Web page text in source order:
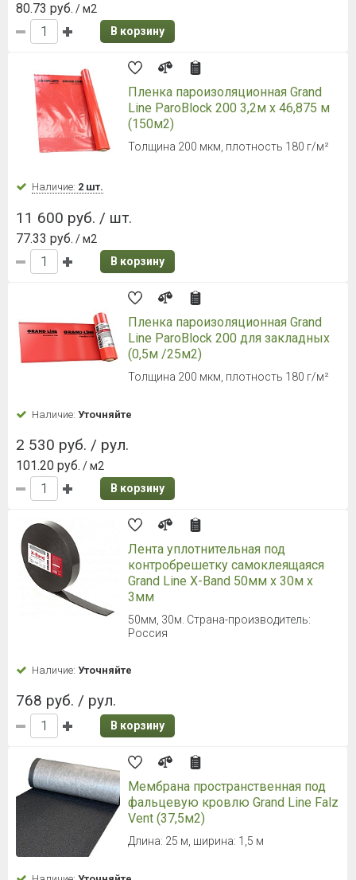
80.73 руб. / м2
В корзину
Пленка пароизоляционная Grand
Line ParoBlock 200 3,2м х 46,875 м
(150м2)
Толщина 200 мкм, плотность 180 г/м²
Наличие: 2 шт.
11 600 руб. / шт.
77.33 руб. / м2
В корзину
Пленка пароизоляционная Grand
Line ParoBlock 200 для закладных
(0,5м /25м2)
Толщина 200 мкм, плотность 180 г/м²
Наличие: Уточняйте
2 530 руб. / рул.
101.20 руб. / м2
В корзину
Лента уплотнительная под
контробрешетку самоклеящаяся
Grand Line X-Band 50мм х 30м х
3мм
50мм, 30м. Страна-производитель:
Россия
Наличие: Уточняйте
768 руб. / рул.
В корзину
Мембрана пространственная под
фальцевую кровлю Grand Line Falz
Vent (37,5м2)
Длина: 25 м, ширина: 1,5 м